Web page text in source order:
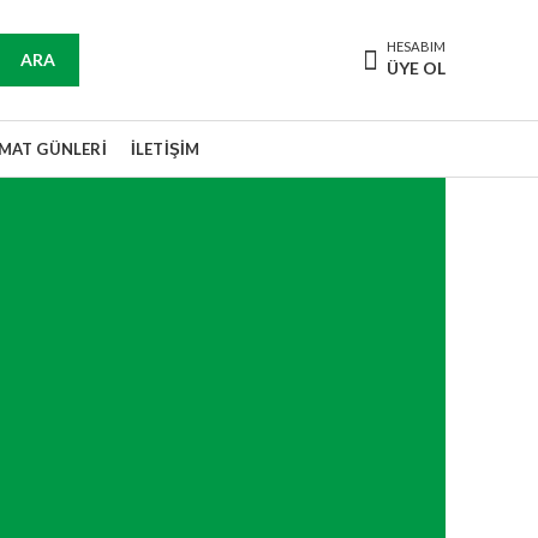
ARA
HESABIM
ÜYE OL
GÜNLERI İLETIŞIM